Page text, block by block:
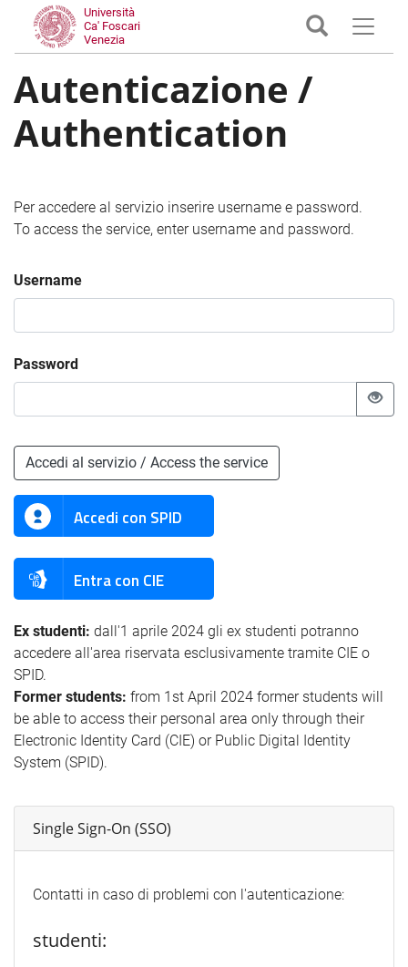
Università
Ca' Foscari
Venezia
Autenticazione /
Authentication
Per accedere al servizio inserire username e password.
To access the service, enter username and password.
Username
Password
Accedi al servizio / Access the service
Accedi con SPID
Entra con CIE
Ex studenti: dall'1 aprile 2024 gli ex studenti potranno
accedere all'area riservata esclusivamente tramite CIE o
SPID.
Former students: from 1st April 2024 former students will
be able to access their personal area only through their
Electronic Identity Card (CIE) or Public Digital Identity
System (SPID).
Single Sign-On (SSO)
Contatti in caso di problemi con l'autenticazione:
studenti: